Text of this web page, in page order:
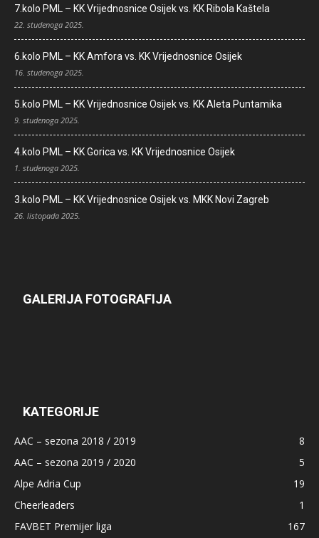
7.kolo PML – KK Vrijednosnice Osijek vs. KK Ribola Kaštela
22. studenoga 2025.
6.kolo PML – KK Amfora vs. KK Vrijednosnice Osijek
16. studenoga 2025.
5.kolo PML – KK Vrijednosnice Osijek vs. KK Aleta Puntamika
9. studenoga 2025.
4.kolo PML – KK Gorica vs. KK Vrijednosnice Osijek
1. studenoga 2025.
3.kolo PML – KK Vrijednosnice Osijek vs. MKK Novi Zagreb
26. listopada 2025.
GALERIJA FOTOGRAFIJA
KATEGORIJE
AAC – sezona 2018 / 2019
8
AAC – sezona 2019 / 2020
5
Alpe Adria Cup
19
Cheerleaders
1
FAVBET Premijer liga
167